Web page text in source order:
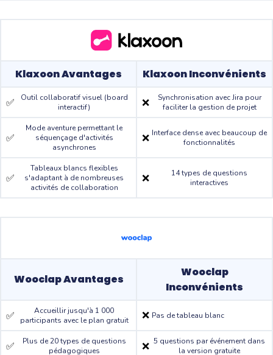
Klaxoon Avantages Klaxoon Inconvénients
✅
Outil collaboratif visuel (board
interactif)
❌
Synchronisation avec Jira pour
faciliter la gestion de projet
✅
Mode aventure permettant le
séquençage d'activités
asynchrones
❌ Interface dense avec beaucoup de
fonctionnalités
✅
Tableaux blancs flexibles
s'adaptant à de nombreuses
activités de collaboration
❌
14 types de questions
interactives
Wooclap Avantages
Wooclap
Inconvénients
✅
Accueillir jusqu'à 1 000
participants avec le plan gratuit
❌ Pas de tableau blanc
✅
Plus de 20 types de questions
pédagogiques
❌ 5 questions par événement dans
la version gratuite